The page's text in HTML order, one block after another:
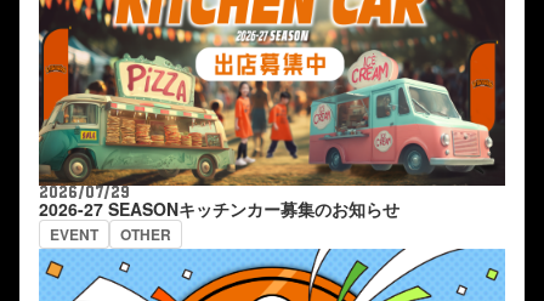
2026/07/29
2026-27 SEASONキッチンカー募集のお知らせ
EVENT OTHER